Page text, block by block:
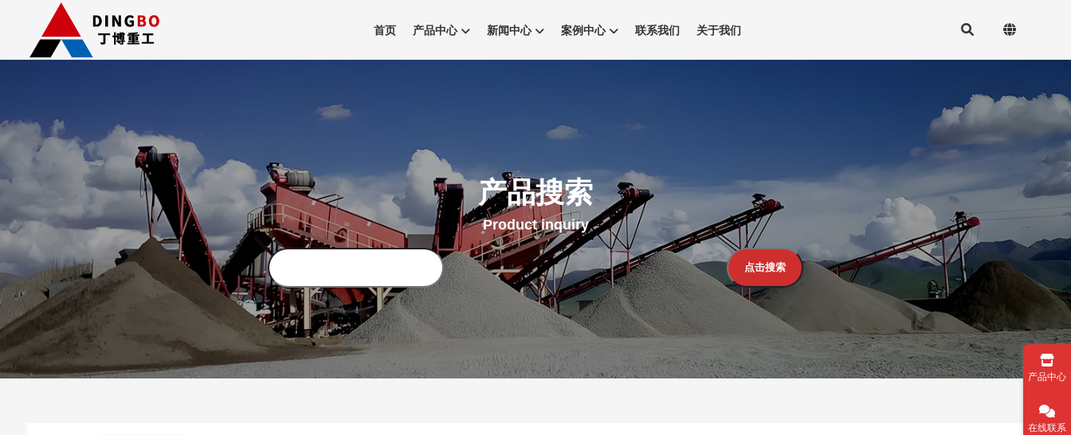
首页 产品中心 新闻中心 案例中心 联系我们 关于我们
产品搜索
Product inquiry
搜
索
点击搜索
产品中心
在线联系